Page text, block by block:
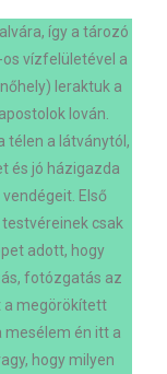
így a tározó
vízfelületével a
leraktuk a
lován.
télen a látványtól,
és jó házigazda
Első
csak
adott, hogy
fotózgatás az
a megörökített
mesélem én itt a
hogy milyen